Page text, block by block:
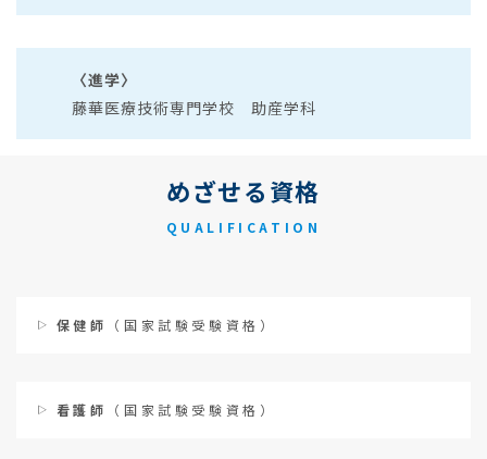
〈進学〉
藤華医療技術専門学校 助産学科
めざせる資格
QUALIFICATION
保健師 （国家試験受験資格）
看護師 （国家試験受験資格）